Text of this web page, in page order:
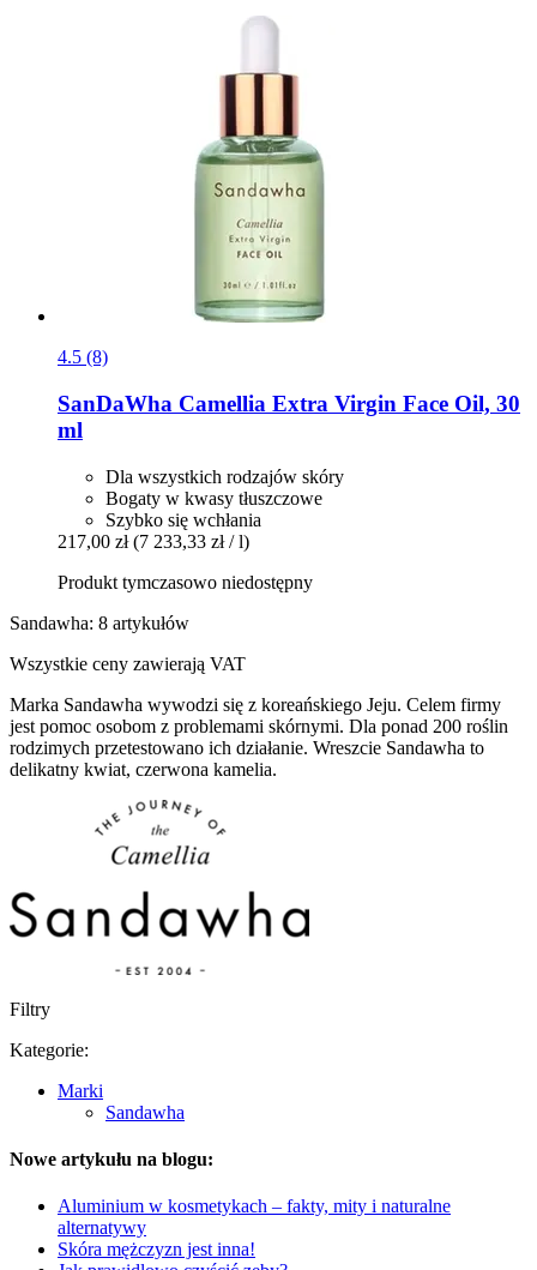
4.5 (8)
SanDaWha Camellia Extra Virgin Face Oil, 30
ml
Dla wszystkich rodzajów skóry
Bogaty w kwasy tłuszczowe
Szybko się wchłania
217,00 zł (7 233,33 zł / l)
Produkt tymczasowo niedostępny
Sandawha: 8 artykułów
Wszystkie ceny zawierają VAT
Marka Sandawha wywodzi się z koreańskiego Jeju. Celem firmy
jest pomoc osobom z problemami skórnymi. Dla ponad 200 roślin
rodzimych przetestowano ich działanie. Wreszcie Sandawha to
delikatny kwiat, czerwona kamelia.
Filtry
Kategorie:
Marki
Sandawha
Nowe artykułu na blogu:
Aluminium w kosmetykach – fakty, mity i naturalne
alternatywy
Skóra mężczyzn jest inna!